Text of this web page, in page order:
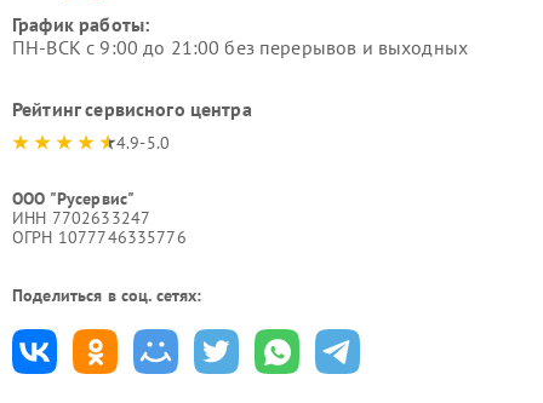
График работы:
ПН-ВСК с 9:00 до 21:00 без перерывов и выходных
Рейтинг сервисного центра
4.9-5.0
ООО "Русервис"
ИНН 7702633247
ОГРН 1077746335776
Поделиться в соц. сетях: